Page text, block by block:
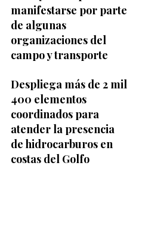
manifestarse por parte
de algunas
organizaciones del
campo y transporte
Despliega más de 2 mil
400 elementos
coordinados para
atender la presencia
de hidrocarburos en
costas del Golfo